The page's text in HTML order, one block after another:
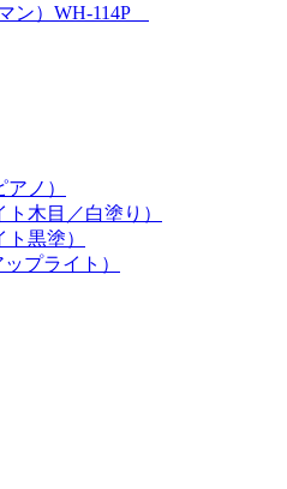
ン）WH-114P
ノ）
木目／白塗り）
黒塗）
プライト）